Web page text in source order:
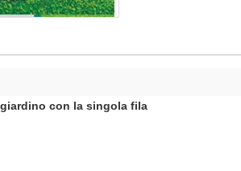
con la singola fila